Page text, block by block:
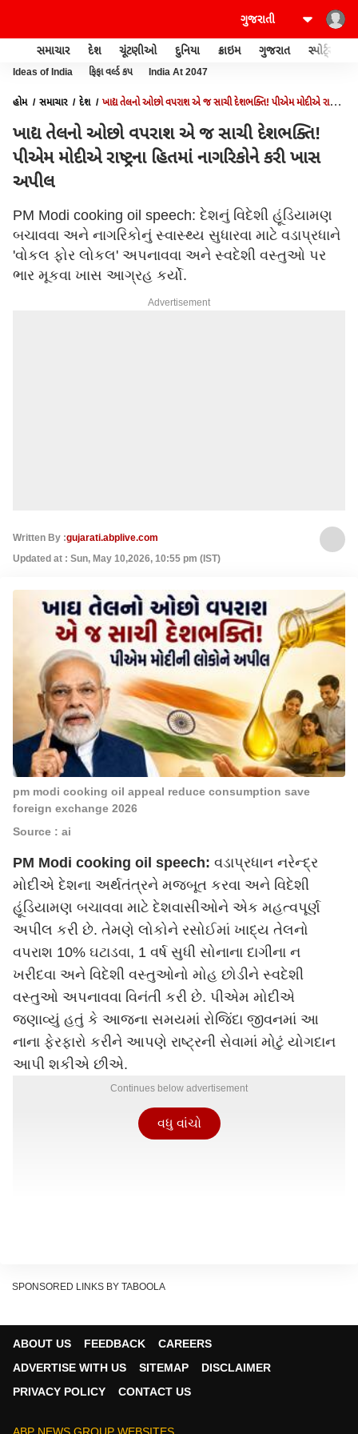
સમાચાર દેશ ચૂંટણીઓ દુનિયા ક્રાઇમ ગુજરાત સ્પોર્ટ્સ
Ideas of India ફિફા વર્લ્ડ કપ India At 2047
હોમ સમાચાર દેશ
ખાદ્ય તેલનો ઓછો વપરાશ એ જ સાચી દેશભક્તિ! પીએમ મોદીએ રાષ્ટ્રના
ખાદ્ય તેલનો ઓછો વપરાશ એ જ સાચી દેશભક્તિ!
પીએમ મોદીએ રાષ્ટ્રના હિતમાં નાગરિકોને કરી ખાસ
અપીલ
PM Modi cooking oil speech: દેશનું વિદેશી હૂંડિયામણ
બચાવવા અને નાગરિકોનું સ્વાસ્થ્ય સુધારવા માટે વડાપ્રધાને
'વોકલ ફોર લોકલ' અપનાવવા અને સ્વદેશી વસ્તુઓ પર
ભાર મૂકવા ખાસ આગ્રહ કર્યો.
Advertisement
Written By :gujarati.abplive.com
Updated at : Sun, May 10,2026, 10:55 pm (IST)
pm modi cooking oil appeal reduce consumption save
foreign exchange 2026
Source : ai
PM Modi cooking oil speech: વડાપ્રધાન નરેન્દ્ર
મોદીએ દેશના અર્થતંત્રને મજબૂત કરવા અને વિદેશી
હૂંડિયામણ બચાવવા માટે દેશવાસીઓને એક મહત્વપૂર્ણ
અપીલ કરી છે. તેમણે લોકોને રસોઈમાં ખાદ્ય તેલનો
વપરાશ 10% ઘટાડવા, 1 વર્ષ સુધી સોનાના દાગીના ન
ખરીદવા અને વિદેશી વસ્તુઓનો મોહ છોડીને સ્વદેશી
વસ્તુઓ અપનાવવા વિનંતી કરી છે. પીએમ મોદીએ
જણાવ્યું હતું કે આજના સમયમાં રોજિંદા જીવનમાં આ
નાના ફેરફારો કરીને આપણે રાષ્ટ્રની સેવામાં મોટું યોગદાન
આપી શકીએ છીએ.
Continues below advertisement
વધુ વાંચો
SPONSORED LINKS BY TABOOLA
ABOUT US FEEDBACK
CAREERS
ADVERTISE WITH US
SITEMAP
DISCLAIMER
PRIVACY POLICY
CONTACT US